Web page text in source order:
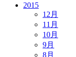
2015
12月
11月
10月
9月
8月